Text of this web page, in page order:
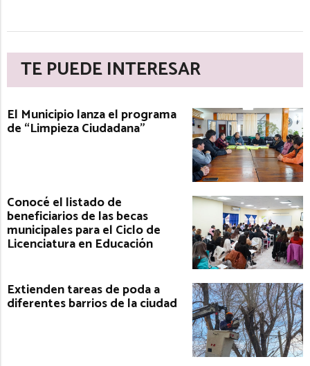
TE PUEDE INTERESAR
El Municipio lanza el programa
de “Limpieza Ciudadana”
Conocé el listado de
beneficiarios de las becas
municipales para el Ciclo de
Licenciatura en Educación
Extienden tareas de poda a
diferentes barrios de la ciudad